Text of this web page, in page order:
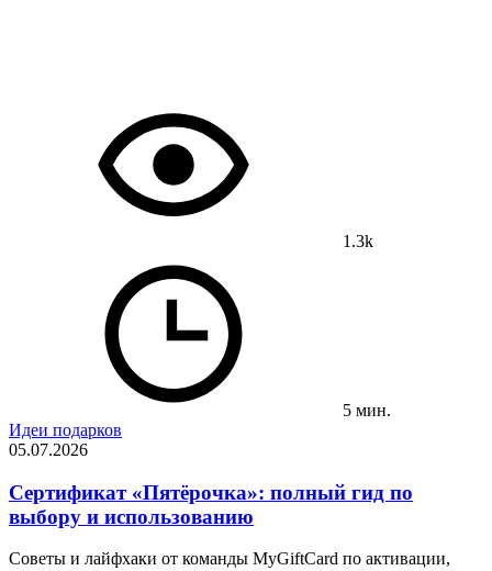
1.3k
5 мин.
Идеи подарков
05.07.2026
Сертификат «Пятёрочка»: полный гид по
выбору и использованию
Советы и лайфхаки от команды MyGiftCard по активации,